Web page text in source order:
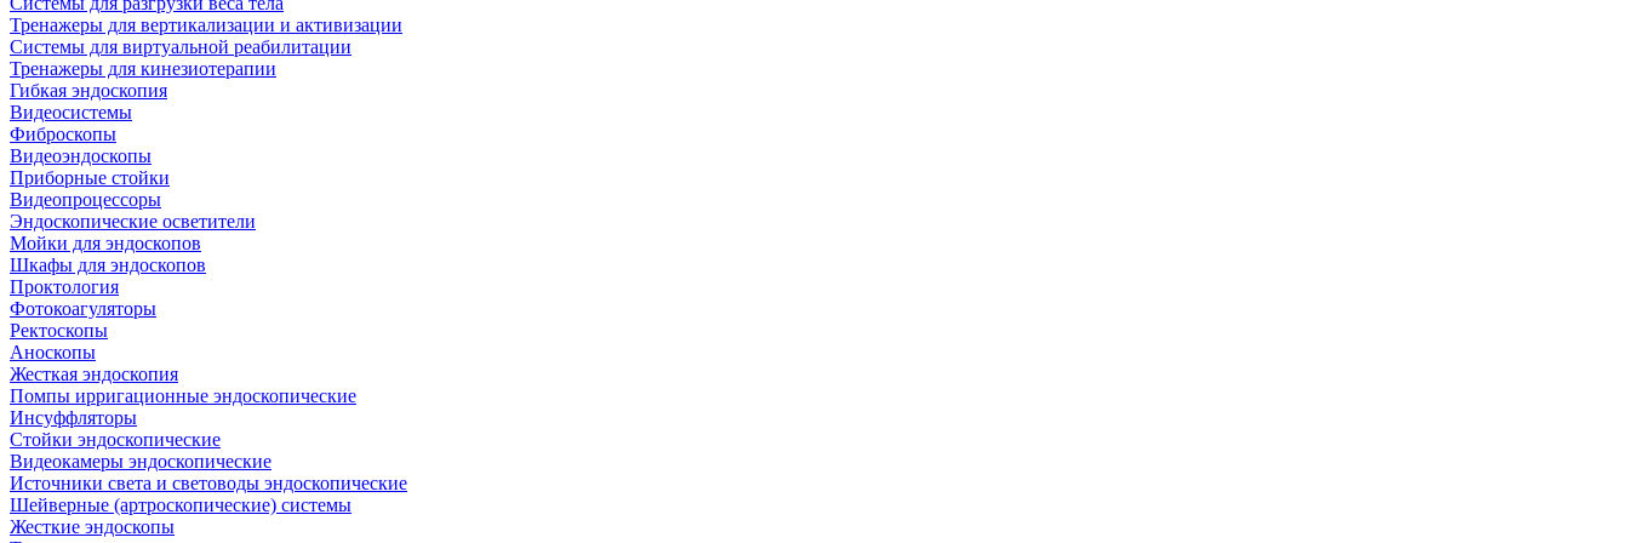
Тренажеры для вертикализации и активизации
Системы для виртуальной реабилитации
Тренажеры для кинезиотерапии
Гибкая эндоскопия
Видеосистемы
Фиброскопы
Видеоэндоскопы
Приборные стойки
Видеопроцессоры
Эндоскопические осветители
Мойки для эндоскопов
Шкафы для эндоскопов
Проктология
Фотокоагуляторы
Ректоскопы
Аноскопы
Жесткая эндоскопия
Помпы ирригационные эндоскопические
Инсуффляторы
Стойки эндоскопические
Видеокамеры эндоскопические
Источники света и световоды эндоскопические
Шейверные (артроскопические) системы
Жесткие эндоскопы